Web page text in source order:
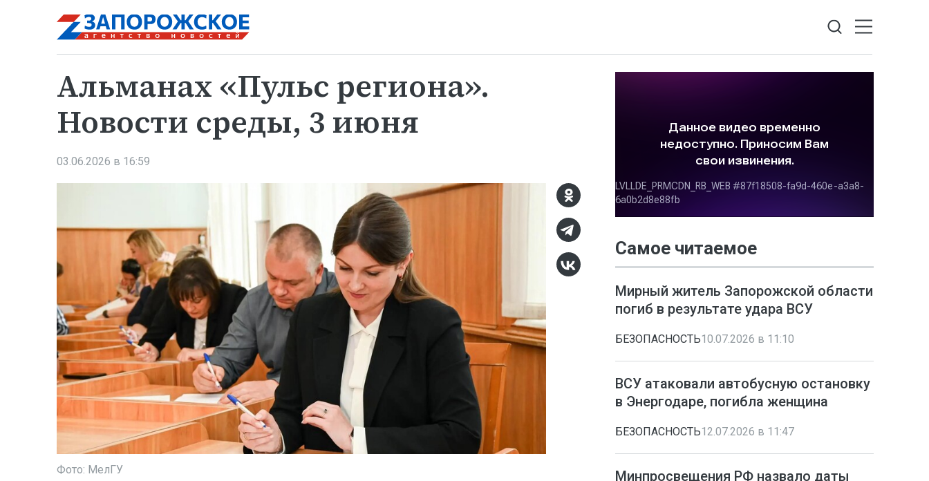
Альманах «Пульс региона».
Новости среды, 3 июня
03.06.2026 в 16:59
Фото: МелГУ
Самое читаемое
Мирный житель Запорожской области
погиб в результате удара ВСУ
БЕЗОПАСНОСТЬ10.07.2026 в 11:10
ВСУ атаковали автобусную остановку
в Энергодаре, погибла женщина
БЕЗОПАСНОСТЬ12.07.2026 в 11:47
Минпросвещения РФ назвало даты